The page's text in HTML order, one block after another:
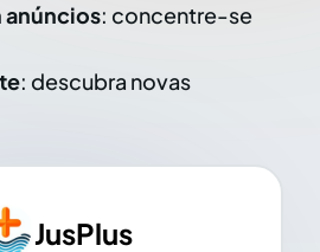
anúncios: concentre-se
: descubra novas
JusPlus